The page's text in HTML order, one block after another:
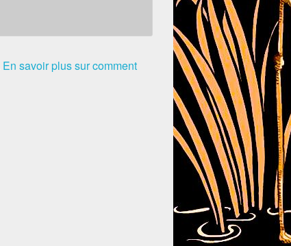
En savoir plus sur comment